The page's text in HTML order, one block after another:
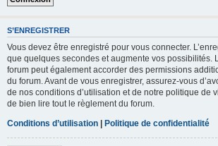
S’ENREGISTRER
Vous devez être enregistré pour vous connecter.
que quelques secondes et augmente vos possibilités.
forum peut également accorder des permissions
du forum. Avant de vous enregistrer, assurez-vous
de nos conditions d’utilisation et de notre politique de
de bien lire tout le règlement du forum.
Conditions d’utilisation | Politique de confidentialité